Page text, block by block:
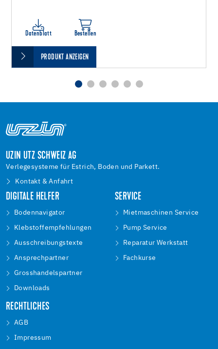
Datenblatt Bestellen
PRODUKT ANZEIGEN
UZIN UTZ SCHWEIZ AG
Verlegesysteme für Estrich, Boden und Parkett.
Kontakt & Anfahrt
DIGITALE HELFER
Bodennavigator
Klebstoffempfehlungen
Ausschreibungstexte
Ansprechpartner
Grosshandelspartner
Downloads
SERVICE
Mietmaschinen Service
Pump Service
Reparatur Werkstatt
Fachkurse
RECHTLICHES
AGB
Impressum